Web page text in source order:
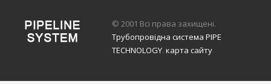
© 2001 Всі права захищені.
Трубопровідна система PIPE
TECHNOLOGY. карта сайту